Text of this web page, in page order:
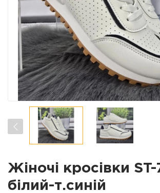
Жіночі кросівки ST-
білий-т.синій